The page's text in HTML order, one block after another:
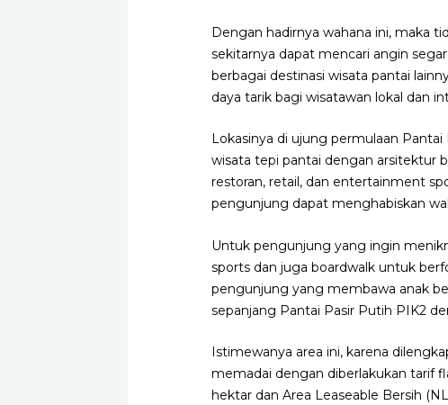
Dengan hadirnya wahana ini, maka
sekitarnya dapat mencari angin
berbagai destinasi wisata pantai
daya tarik bagi wisatawan lokal dan
Lokasinya di ujung permulaan
wisata tepi pantai dengan arsitektur
restoran, retail, dan entertainment
pengunjung dapat menghabiskan
Untuk pengunjung yang ingin
sports dan juga boardwalk untuk
pengunjung yang membawa anak
sepanjang Pantai Pasir Putih PIK2
Istimewanya area ini, karena
memadai dengan diberlakukan tarif
hektar dan Area Leaseable Bersih